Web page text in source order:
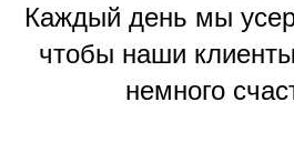
Каждый день мы
чтобы наши
немного